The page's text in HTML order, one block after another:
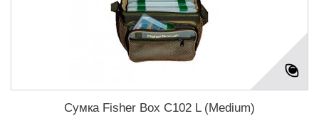
Сумка Fisher Box C102 L (Medium)